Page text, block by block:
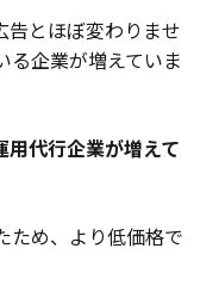
告とほぼ変わりませ
る企業が増えていま
用代行企業が増えて
ため、より低価格で